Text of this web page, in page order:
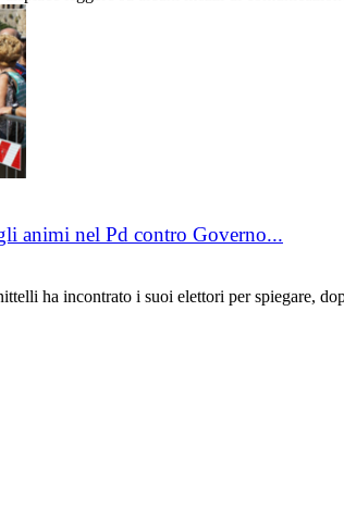
animi nel Pd contro Governo...
ha incontrato i suoi elettori per spiegare,